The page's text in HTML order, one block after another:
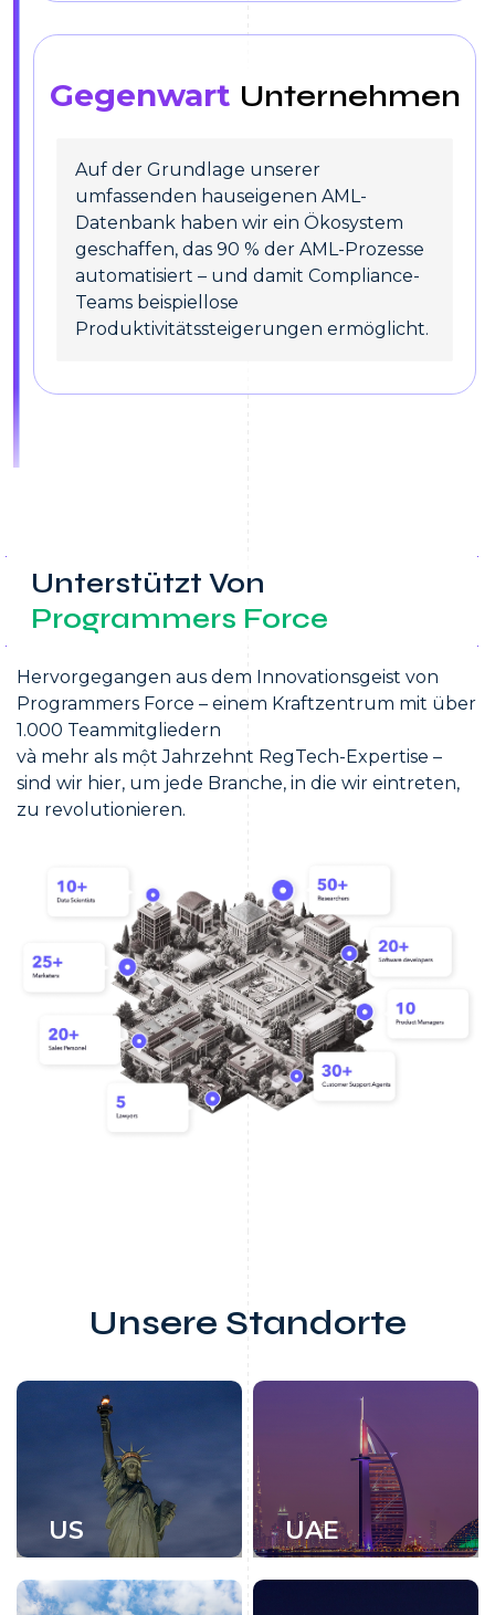
Gegenwart Unternehmen
Auf der Grundlage unserer
umfassenden hauseigenen AML-
Datenbank haben wir ein Ökosystem
geschaffen, das 90 % der AML-Prozesse
automatisiert – und damit Compliance-
Teams beispiellose
Produktivitätssteigerungen ermöglicht.
Unterstützt Von
Programmers Force
Hervorgegangen aus dem Innovationsgeist von
Programmers Force – einem Kraftzentrum mit über
1.000 Teammitgliedern
và mehr als một Jahrzehnt RegTech-Expertise –
sind wir hier, um jede Branche, in die wir eintreten,
zu revolutionieren.
Unsere Standorte
US UAE